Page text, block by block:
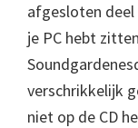
afgesloten deel
je PC hebt
verschrikkelijk
niet op de CD